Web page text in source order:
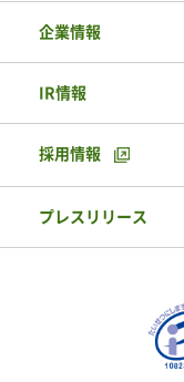
企業情報
IR情報
採用情報
プレスリリース